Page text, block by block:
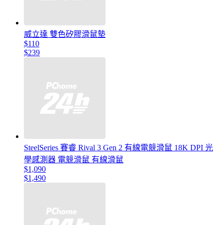
威立達 雙色矽膠滑鼠墊
$110
$239
SteelSeries 賽睿 Rival 3 Gen 2 有線電競滑鼠 18K DPI 光
學感測器 電競滑鼠 有線滑鼠
$1,090
$1,490